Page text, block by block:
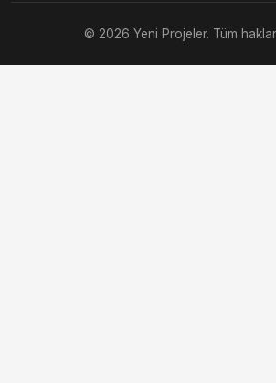
© 2026 Yeni Projeler. Tüm hakları